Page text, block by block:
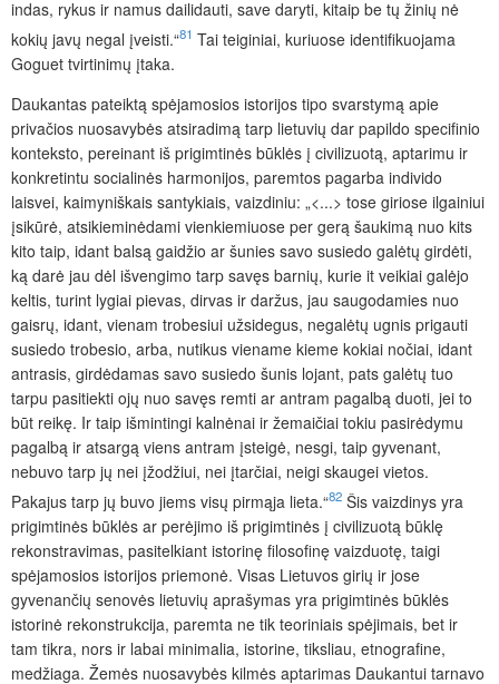
indas, rykus ir namus dailidauti, save daryti, kitaip be tų žinių nė
kokių javų negal įveisti.“81 Tai teiginiai, kuriuose identifikuojama
Goguet tvirtinimų įtaka.
Daukantas pateiktą spėjamosios istorijos tipo svarstymą apie
privačios nuosavybės atsiradimą tarp lietuvių dar papildo specifinio
konteksto, pereinant iš prigimtinės būklės į civilizuotą, aptarimu ir
konkretintu socialinės harmonijos, paremtos pagarba individo
laisvei, kaimyniškais santykiais, vaizdiniu: „<...> tose giriose ilgainiui
įsikūrė, atsikieminėdami vienkiemiuose per gerą šaukimą nuo kits
kito taip, idant balsą gaidžio ar šunies savo susiedo galėtų girdėti,
ką darė jau dėl išvengimo tarp savęs barnių, kurie it veikiai galėjo
keltis, turint lygiai pievas, dirvas ir daržus, jau saugodamies nuo
gaisrų, idant, vienam trobesiui užsidegus, negalėtų ugnis prigauti
susiedo trobesio, arba, nutikus viename kieme kokiai nočiai, idant
antrasis, girdėdamas savo susiedo šunis lojant, pats galėtų tuo
tarpu pasitiekti ojų nuo savęs remti ar antram pagalbą duoti, jei to
būt reikę. Ir taip išmintingi kalnėnai ir žemaičiai tokiu pasirėdymu
pagalbą ir atsargą viens antram įsteigė, nesgi, taip gyvenant,
nebuvo tarp jų nei įžodžiui, nei įtarčiai, neigi skaugei vietos.
Pakajus tarp jų buvo jiems visų pirmąja lieta.“82 Šis vaizdinys yra
prigimtinės būklės ar perėjimo iš prigimtinės į civilizuotą būklę
rekonstravimas, pasitelkiant istorinę filosofinę vaizduotę, taigi
spėjamosios istorijos priemonė. Visas Lietuvos girių ir jose
gyvenančių senovės lietuvių aprašymas yra prigimtinės būklės
istorinė rekonstrukcija, paremta ne tik teoriniais spėjimais, bet ir
tam tikra, nors ir labai minimalia, istorine, tiksliau, etnografine,
medžiaga. Žemės nuosavybės kilmės aptarimas Daukantui tarnavo